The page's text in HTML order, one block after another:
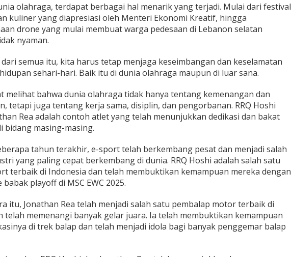
olahraga, terdapat berbagai hal menarik yang terjadi. Mulai dari festival
kuliner yang diapresiasi oleh Menteri Ekonomi Kreatif, hingga
drone yang mulai membuat warga pedesaan di Lebanon selatan
nyaman.
semua itu, kita harus tetap menjaga keseimbangan dan keselamatan
sehari-hari. Baik itu di dunia olahraga maupun di luar sana.
melihat bahwa dunia olahraga tidak hanya tentang kemenangan dan
tetapi juga tentang kerja sama, disiplin, dan pengorbanan. RRQ Hoshi
Rea adalah contoh atlet yang telah menunjukkan dedikasi dan bakat
bidang masing-masing.
tahun terakhir, e-sport telah berkembang pesat dan menjadi salah
yang paling cepat berkembang di dunia. RRQ Hoshi adalah salah satu
terbaik di Indonesia dan telah membuktikan kemampuan mereka dengan
babak playoff di MSC EWC 2025.
itu, Jonathan Rea telah menjadi salah satu pembalap motor terbaik di
telah memenangi banyak gelar juara. Ia telah membuktikan kemampuan
di trek balap dan telah menjadi idola bagi banyak penggemar balap